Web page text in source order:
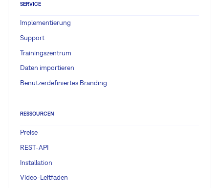
SERVICE
Implementierung
Support
Trainingszentrum
Daten importieren
Benutzerdefiniertes Branding
RESSOURCEN
Preise
REST-API
Installation
Video-Leitfaden